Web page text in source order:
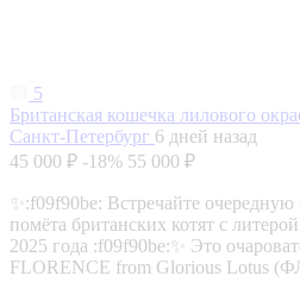
5
Британская кошечка лилового
Санкт-Петербург 6 дней назад
45 000 ₽ -18% 55 000 ₽
✨:f09f90be: Встречайте
помёта британских котят с
2025 года :f09f90be:✨ Это
FLORENCE from Glorious Lotus